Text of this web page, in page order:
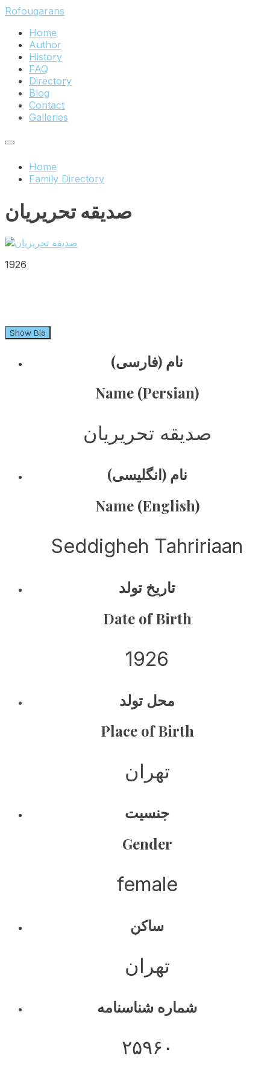
Skip
content
Skip
main
navigation
Skip
footer
Rofougarans
Home
Author
History
FAQ
Directory
Blog
Contact
Galleries
Home
Family Directory
صدیقه تحریریان
1926
Show Bio
نام (فارسی)
Name (Persian)
صدیقه تحریریان
نام (انگلیسی)
Name (English)
Seddigheh Tahririaan
تاریخ تولد
Date of Birth
1926
محل تولد
Place of Birth
تهران
جنسیت
Gender
female
ساکن
تهران
شماره شناسنامه
۲۵۹۶۰